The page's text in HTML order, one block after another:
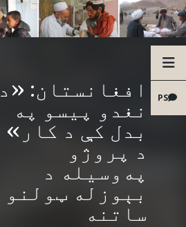
PS افغانستان: «د
نغدو پیسو په
بدل کې د کار»
د پروژو
په‌وسیله د
بېوزله ټولنو
ساتنه